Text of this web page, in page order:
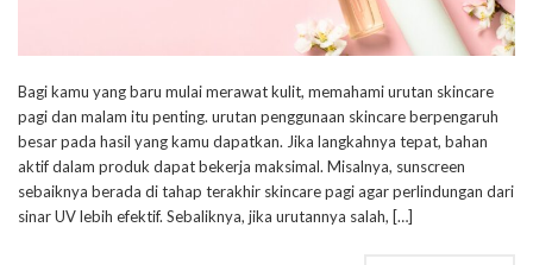
Bagi kamu yang baru mulai merawat kulit, memahami urutan skincare
pagi dan malam itu penting. urutan penggunaan skincare berpengaruh
besar pada hasil yang kamu dapatkan. Jika langkahnya tepat, bahan
aktif dalam produk dapat bekerja maksimal. Misalnya, sunscreen
sebaiknya berada di tahap terakhir skincare pagi agar perlindungan dari
sinar UV lebih efektif. Sebaliknya, jika urutannya salah, […]